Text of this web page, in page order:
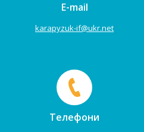
E-mail
karapyzuk-if@ukr.net
Телефони